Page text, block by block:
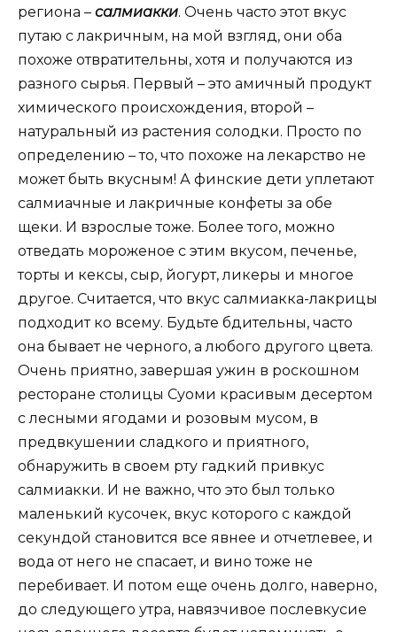
региона – салмиакки. Очень часто этот вкус
путаю с лакричным, на мой взгляд, они оба
похоже отвратительны, хотя и получаются из
разного сырья. Первый – это амичный продукт
химического происхождения, второй –
натуральный из растения солодки. Просто по
определению – то, что похоже на лекарство не
может быть вкусным! А финские дети уплетают
салмиачные и лакричные конфеты за обе
щеки. И взрослые тоже. Более того, можно
отведать мороженое с этим вкусом, печенье,
торты и кексы, сыр, йогурт, ликеры и многое
другое. Считается, что вкус салмиакка-лакрицы
подходит ко всему. Будьте бдительны, часто
она бывает не черного, а любого другого цвета.
Очень приятно, завершая ужин в роскошном
ресторане столицы Суоми красивым десертом
с лесными ягодами и розовым мусом, в
предвкушении сладкого и приятного,
обнаружить в своем рту гадкий привкус
салмиакки. И не важно, что это был только
маленький кусочек, вкус которого с каждой
секундой становится все явнее и отчетлевее, и
вода от него не спасает, и вино тоже не
перебивает. И потом еще очень долго, наверно,
до следующего утра, навязчивое послевкусие